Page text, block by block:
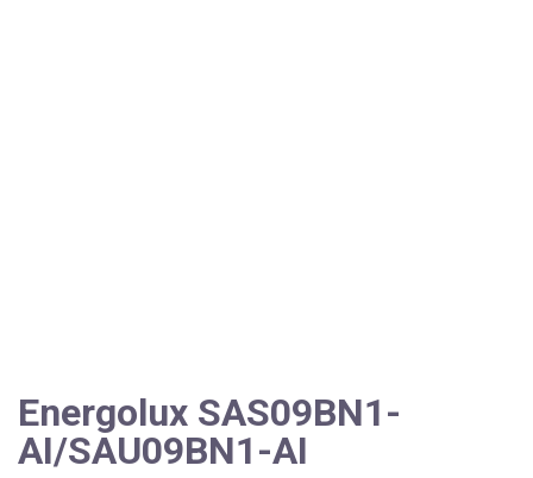
Energolux SAS09BN1-
AI/SAU09BN1-AI